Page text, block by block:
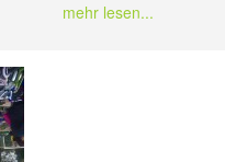
mehr lesen...